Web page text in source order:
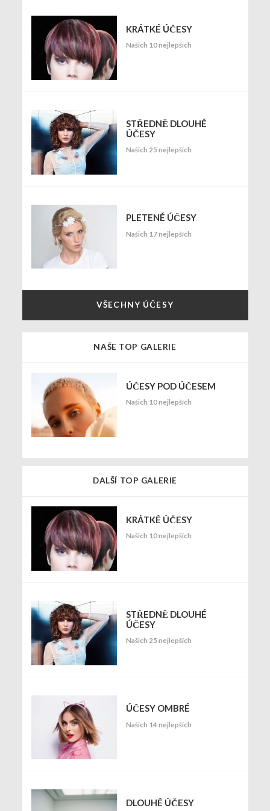
KRÁTKÉ ÚČESY
Našich 10 nejlepších
STŘEDNĚ DLOUHÉ
ÚČESY
Našich 25 nejlepších
PLETENÉ ÚČESY
Našich 17 nejlepších
VŠECHNY ÚČESY
NAŠE TOP GALERIE
ÚČESY POD ÚČESEM
Našich 10 nejlepších
DALŠÍ TOP GALERIE
KRÁTKÉ ÚČESY
Našich 10 nejlepších
STŘEDNĚ DLOUHÉ
ÚČESY
Našich 25 nejlepších
ÚČESY OMBRÉ
Našich 14 nejlepších
DLOUHÉ ÚČESY